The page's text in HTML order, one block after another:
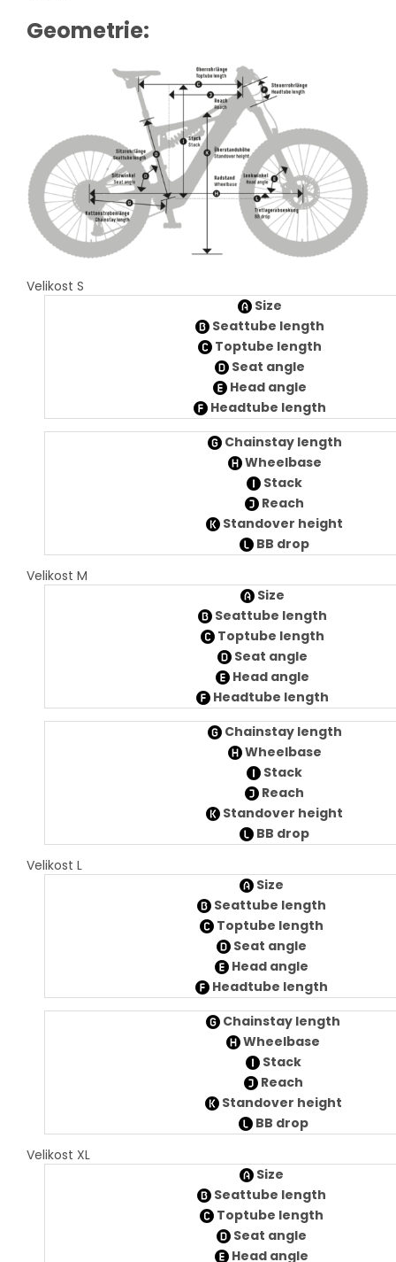
Geometrie:
Velikost S
Size
Seattube length
Toptube length
Seat angle
Head angle
Headtube length
Chainstay length
Wheelbase
Stack
Reach
Standover height
BB drop
Velikost M
Size
Seattube length
Toptube length
Seat angle
Head angle
Headtube length
Chainstay length
Wheelbase
Stack
Reach
Standover height
BB drop
Velikost L
Size
Seattube length
Toptube length
Seat angle
Head angle
Headtube length
Chainstay length
Wheelbase
Stack
Reach
Standover height
BB drop
Velikost XL
Size
Seattube length
Toptube length
Seat angle
Head angle